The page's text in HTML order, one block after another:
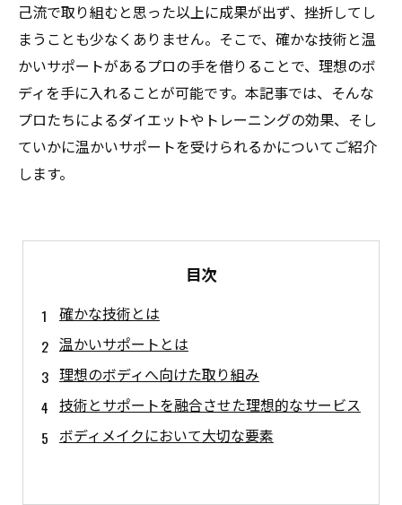
己流で取り組むと思った以上に成果が出ず、挫折してし
まうことも少なくありません。そこで、確かな技術と温
かいサポートがあるプロの手を借りることで、理想のボ
ディを手に入れることが可能です。本記事では、そんな
プロたちによるダイエットやトレーニングの効果、そし
ていかに温かいサポートを受けられるかについてご紹介
します。
目次
確かな技術とは
温かいサポートとは
理想のボディへ向けた取り組み
技術とサポートを融合させた理想的なサービス
ボディメイクにおいて大切な要素